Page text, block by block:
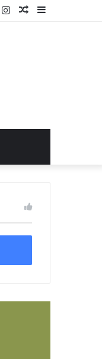
Sidebar
Random
Instagram